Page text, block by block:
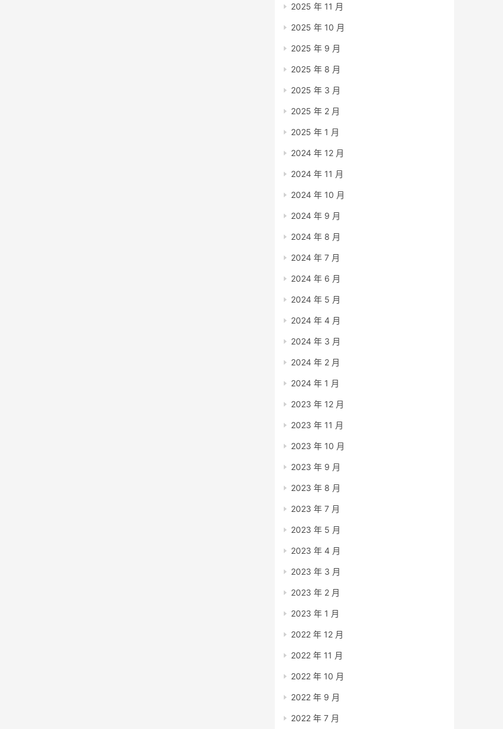
2025 年 11 月
2025 年 10 月
2025 年 9 月
2025 年 8 月
2025 年 3 月
2025 年 2 月
2025 年 1 月
2024 年 12 月
2024 年 11 月
2024 年 10 月
2024 年 9 月
2024 年 8 月
2024 年 7 月
2024 年 6 月
2024 年 5 月
2024 年 4 月
2024 年 3 月
2024 年 2 月
2024 年 1 月
2023 年 12 月
2023 年 11 月
2023 年 10 月
2023 年 9 月
2023 年 8 月
2023 年 7 月
2023 年 5 月
2023 年 4 月
2023 年 3 月
2023 年 2 月
2023 年 1 月
2022 年 12 月
2022 年 11 月
2022 年 10 月
2022 年 9 月
2022 年 7 月